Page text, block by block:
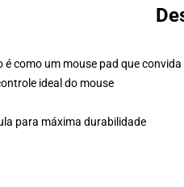
é como um mouse pad que
ideal do mouse
para máxima durabilidade